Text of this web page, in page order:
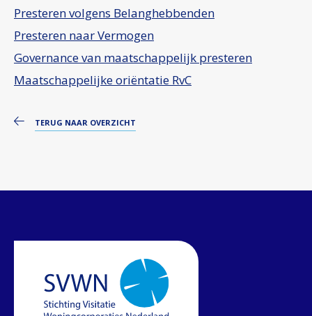
Presteren volgens Belanghebbenden
Presteren naar Vermogen
Governance van maatschappelijk presteren
Maatschappelijke oriëntatie RvC
TERUG NAAR OVERZICHT